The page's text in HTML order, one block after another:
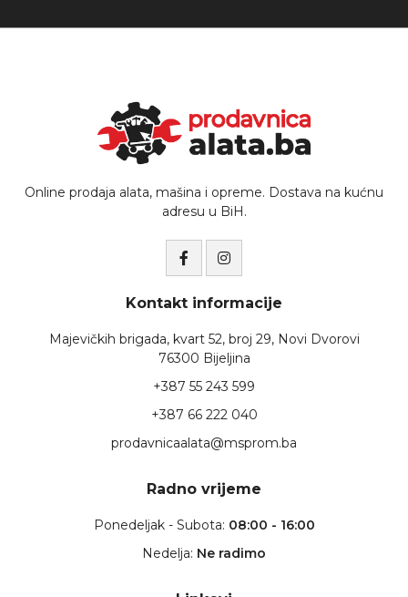
Online prodaja alata, mašina i opreme. Dostava na kućnu
adresu u BiH.
Kontakt informacije
Majevičkih brigada, kvart 52, broj 29, Novi Dvorovi
76300 Bijeljina
+387 55 243 599
+387 66 222 040
prodavnicaalata@msprom.ba
Radno vrijeme
Ponedeljak - Subota: 08:00 - 16:00
Nedelja: Ne radimo